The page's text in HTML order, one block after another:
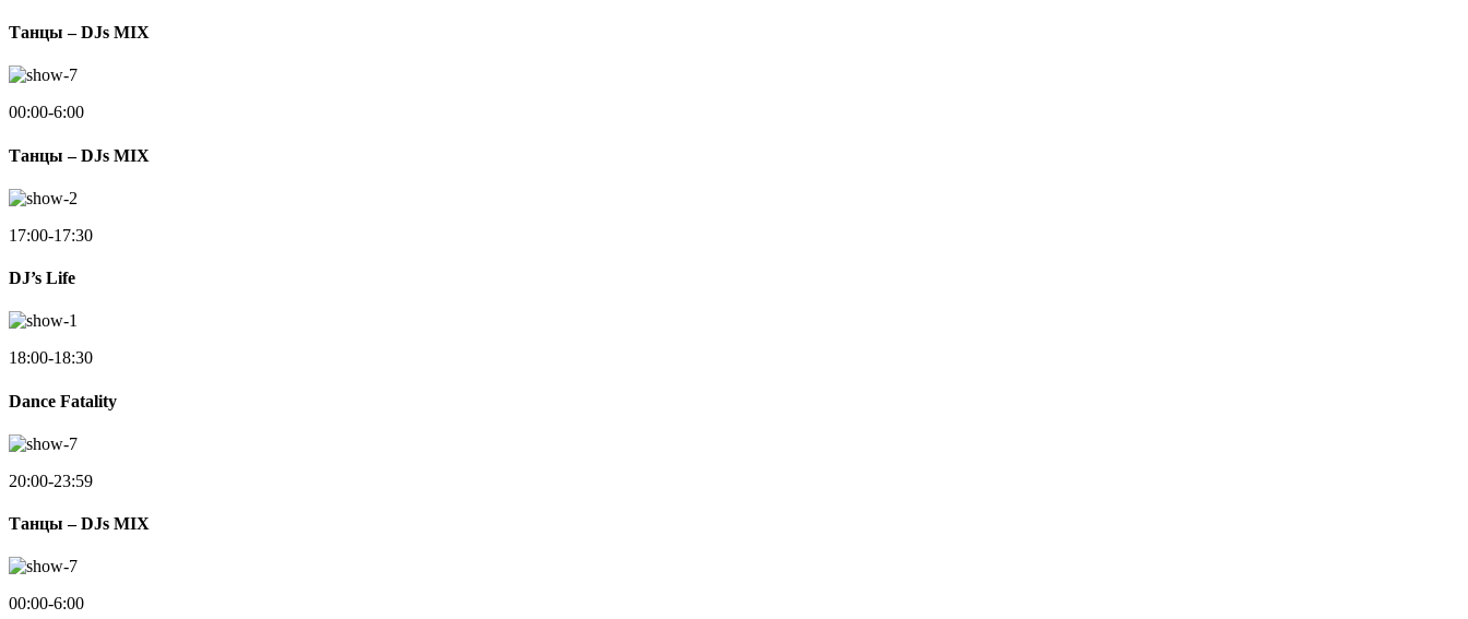
Танцы – DJs MIX
00:00-6:00
Танцы – DJs MIX
17:00-17:30
DJ’s Life
18:00-18:30
Dance Fatality
20:00-23:59
Танцы – DJs MIX
00:00-6:00